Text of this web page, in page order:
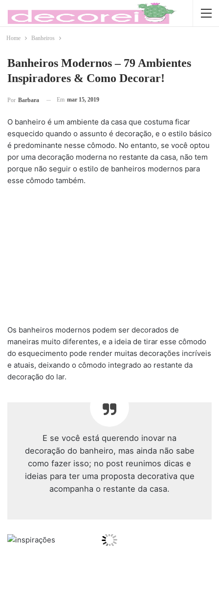
Home Banheiros
Banheiros Modernos – 79 Ambientes
Inspiradores & Como Decorar!
Por Barbara Em mar 15, 2019
O banheiro é um ambiente da casa que costuma ficar
esquecido quando o assunto é decoração, e o estilo básico
é predominante nesse cômodo. No entanto, se você optou
por uma decoração moderna no restante da casa, não tem
porque não seguir o estilo de banheiros modernos para
esse cômodo também.
Os banheiros modernos podem ser decorados de
maneiras muito diferentes, e a ideia de tirar esse cômodo
do esquecimento pode render muitas decorações incríveis
e atuais, deixando o cômodo integrado ao restante da
decoração do lar.
E se você está querendo inovar na
decoração do banheiro, mas ainda não sabe
como fazer isso; no post reunimos dicas e
ideias para ter uma proposta decorativa que
acompanha o restante da casa.